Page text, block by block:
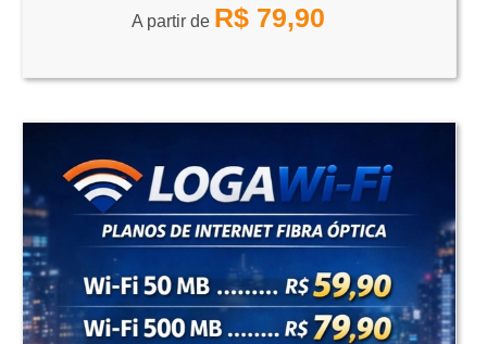
A partir de R$ 79,90